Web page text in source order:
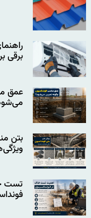
برقی
عمق
بتن
تست